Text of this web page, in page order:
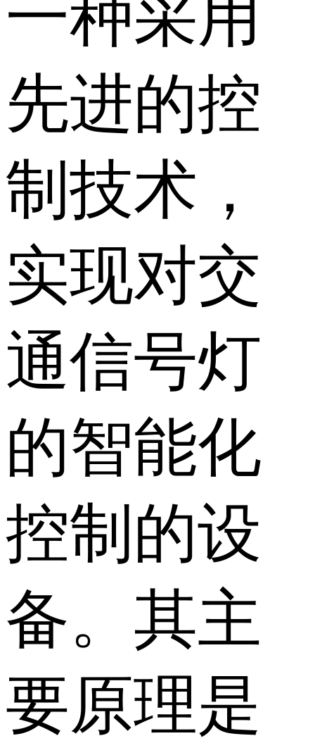
一种采用
先进的控
制技术，
实现对交
通信号灯
的智能化
控制的设
备。其主
要原理是